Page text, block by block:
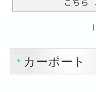
株式会社トーカイテクノ
リフォームの流れ
｜
カーポート